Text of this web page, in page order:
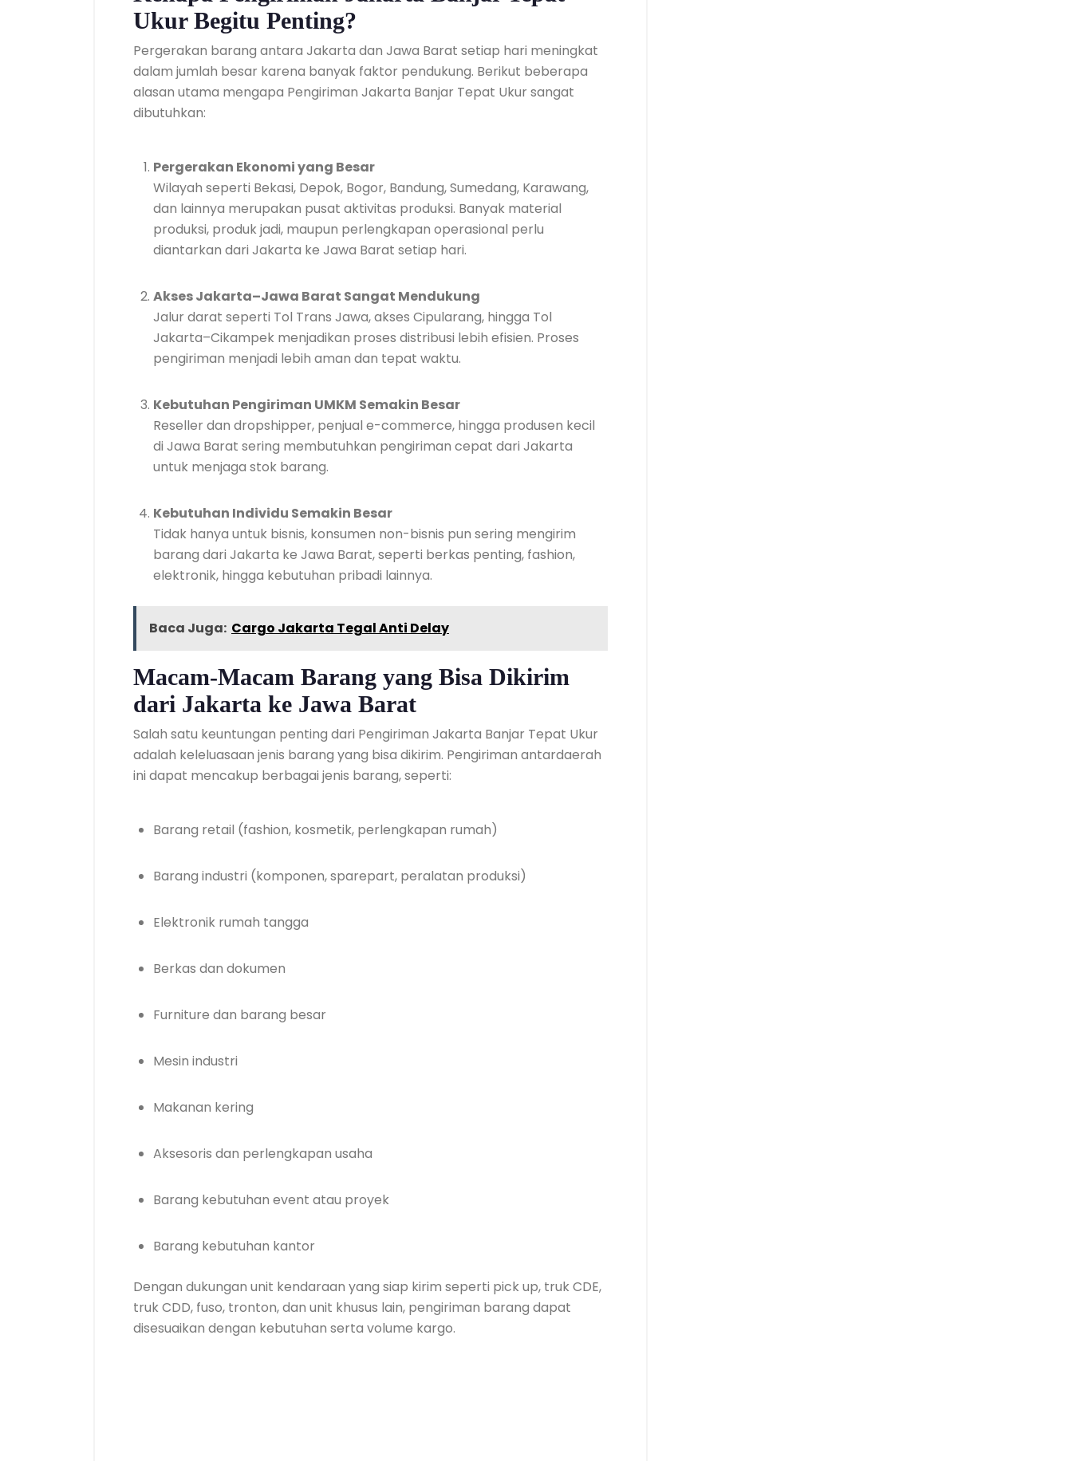
Ukur Begitu Penting?
Pergerakan barang antara Jakarta dan Jawa Barat setiap hari meningkat
dalam jumlah besar karena banyak faktor pendukung. Berikut beberapa
alasan utama mengapa Pengiriman Jakarta Banjar Tepat Ukur sangat
dibutuhkan:
Pergerakan Ekonomi yang Besar
Wilayah seperti Bekasi, Depok, Bogor, Bandung, Sumedang, Karawang,
dan lainnya merupakan pusat aktivitas produksi. Banyak material
produksi, produk jadi, maupun perlengkapan operasional perlu
diantarkan dari Jakarta ke Jawa Barat setiap hari.
Akses Jakarta–Jawa Barat Sangat Mendukung
Jalur darat seperti Tol Trans Jawa, akses Cipularang, hingga Tol
Jakarta–Cikampek menjadikan proses distribusi lebih efisien. Proses
pengiriman menjadi lebih aman dan tepat waktu.
Kebutuhan Pengiriman UMKM Semakin Besar
Reseller dan dropshipper, penjual e-commerce, hingga produsen kecil
di Jawa Barat sering membutuhkan pengiriman cepat dari Jakarta
untuk menjaga stok barang.
Kebutuhan Individu Semakin Besar
Tidak hanya untuk bisnis, konsumen non-bisnis pun sering mengirim
barang dari Jakarta ke Jawa Barat, seperti berkas penting, fashion,
elektronik, hingga kebutuhan pribadi lainnya.
Baca Juga: Cargo Jakarta Tegal Anti Delay
Macam-Macam Barang yang Bisa Dikirim
dari Jakarta ke Jawa Barat
Salah satu keuntungan penting dari Pengiriman Jakarta Banjar Tepat Ukur
adalah keleluasaan jenis barang yang bisa dikirim. Pengiriman antardaerah
ini dapat mencakup berbagai jenis barang, seperti:
Barang retail (fashion, kosmetik, perlengkapan rumah)
Barang industri (komponen, sparepart, peralatan produksi)
Elektronik rumah tangga
Berkas dan dokumen
Furniture dan barang besar
Mesin industri
Makanan kering
Aksesoris dan perlengkapan usaha
Barang kebutuhan event atau proyek
Barang kebutuhan kantor
Dengan dukungan unit kendaraan yang siap kirim seperti pick up, truk CDE,
truk CDD, fuso, tronton, dan unit khusus lain, pengiriman barang dapat
disesuaikan dengan kebutuhan serta volume kargo.